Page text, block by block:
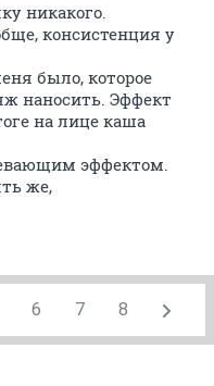
никакого.
консистенция у
было, которое
наносить. Эффект
на лице каша
эффектом.
же,
6 7 8